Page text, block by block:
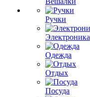
Ручки
Электроника
Одежда
Отдых
Посуда